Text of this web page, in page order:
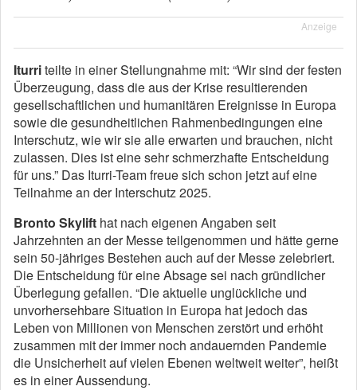
Anzeige
Iturriteilte in einer Stellungnahme mit: “Wir sind der festen
Überzeugung, dass die aus der Krise resultierenden
gesellschaftlichen und humanitären Ereignisse in Europa
sowie die gesundheitlichen Rahmenbedingungen eine
Interschutz, wie wir sie alle erwarten und brauchen, nicht
zulassen. Dies ist eine sehr schmerzhafte Entscheidung
für uns.” Das Iturri-Team freue sich schon jetzt auf eine
Teilnahme an der Interschutz 2025.
Bronto Skylift hat nach eigenen Angaben seit
Jahrzehnten an der Messe teilgenommen und hätte gerne
sein 50-jähriges Bestehen auch auf der Messe zelebriert.
Die Entscheidung für eine Absage sei nach gründlicher
Überlegung gefallen. “Die aktuelle unglückliche und
unvorhersehbare Situation in Europa hat jedoch das
Leben von Millionen von Menschen zerstört und erhöht
zusammen mit der immer noch andauernden Pandemie
die Unsicherheit auf vielen Ebenen weltweit weiter”, heißt
es in einer Aussendung.